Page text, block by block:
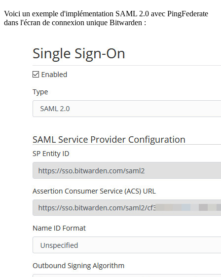
Voici un exemple d'implémentation SAML 2.0 avec PingFederate
dans l'écran de connexion unique Bitwarden :